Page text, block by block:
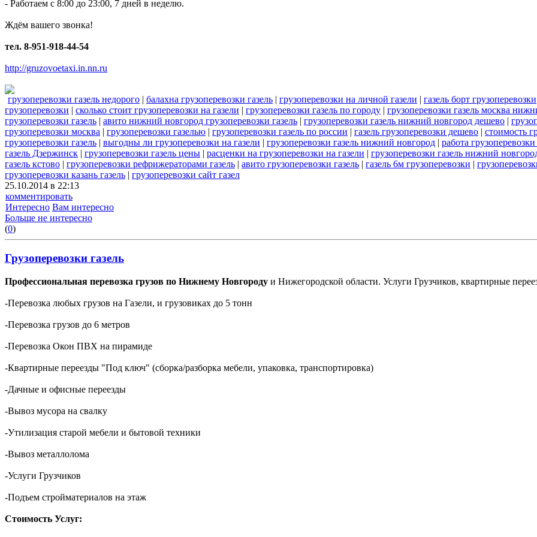
- Работаем c 8:00 до 23:00, 7 дней в неделю.
Ждём вашего звонка!
тел. 8-951-918-44-54
http://gruzovoetaxi.in.nn.ru
грузоперевозки газель недорого | балахна грузоперевозки газель | грузоперевозки на личной газели | газель борт грузоперевозки
грузоперевозки | сколько стоит грузоперевозки на газели | грузоперевозки газель по городу | грузоперевозки газель москва
грузоперевозки газель | авито нижний новгород грузоперевозки газель | грузоперевозки газель нижний новгород дешево |
грузоперевозки москва | грузоперевозки газелью | грузоперевозки газель по россии | газель грузоперевозки дешево | стоимость
грузоперевозки газель | выгодны ли грузоперевозки на газели | грузоперевозки газель нижний новгород | работа грузоперевозки
газель Дзержинск | грузоперевозки газель цены | расценки на грузоперевозки на газели | грузоперевозки газель нижний
газель кстово | грузоперевозки рефрижераторами газель | авито грузоперевозки газель | газель 6м грузоперевозки |
грузоперевозки казань газель | грузоперевозки сайт газел
25.10.2014 в 22:13
комментировать
Интересно Вам интересно
Больше не интересно
(0)
Грузоперевозки газель
Профессиональная перевозка грузов по Нижнему Новгороду и Нижегородской области. Услуги Грузчиков, квартирные
-Перевозка любых грузов на Газели, и грузовиках до 5 тонн
-Перевозка грузов до 6 метров
-Перевозка Окон ПВХ на пирамиде
-Квартирные переезды "Под ключ" (сборка/разборка мебели, упаковка, транспортировка)
-Дачные и офисные переезды
-Вывоз мусора на свалку
-Утилизация старой мебели и бытовой техники
-Вывоз металлолома
-Услуги Грузчиков
-Подъем стройматериалов на этаж
Стоимость Услуг: